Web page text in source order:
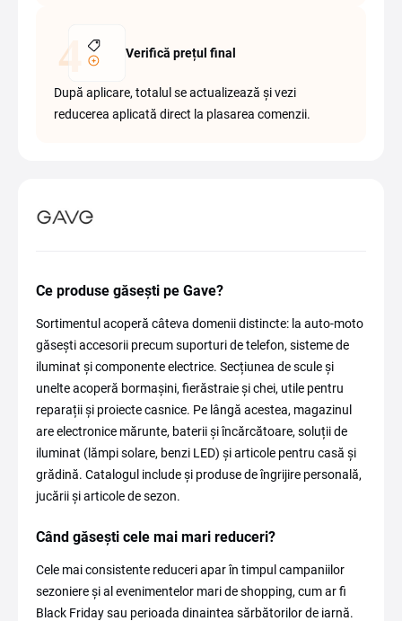
Verifică prețul final
După aplicare, totalul se actualizează și vezi
reducerea aplicată direct la plasarea comenzii.
Ce produse găsești pe Gave?
Sortimentul acoperă câteva domenii distincte: la auto-moto
găsești accesorii precum suporturi de telefon, sisteme de
iluminat și componente electrice. Secțiunea de scule și
unelte acoperă bormașini, fierăstraie și chei, utile pentru
reparații și proiecte casnice. Pe lângă acestea, magazinul
are electronice mărunte, baterii și încărcătoare, soluții de
iluminat (lămpi solare, benzi LED) și articole pentru casă și
grădină. Catalogul include și produse de îngrijire personală,
jucării și articole de sezon.
Când găsești cele mai mari reduceri?
Cele mai consistente reduceri apar în timpul campaniilor
sezoniere și al evenimentelor mari de shopping, cum ar fi
Black Friday sau perioada dinaintea sărbătorilor de iarnă.